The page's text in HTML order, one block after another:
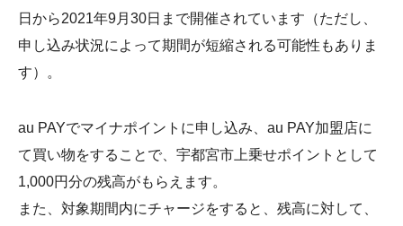
日から2021年9月30日まで開催されています（ただし、
申し込み状況によって期間が短縮される可能性もありま
す）。
au PAYでマイナポイントに申し込み、au PAY加盟店に
て買い物をすることで、宇都宮市上乗せポイントとして
1,000円分の残高がもらえます。
また、対象期間内にチャージをすると、残高に対して、